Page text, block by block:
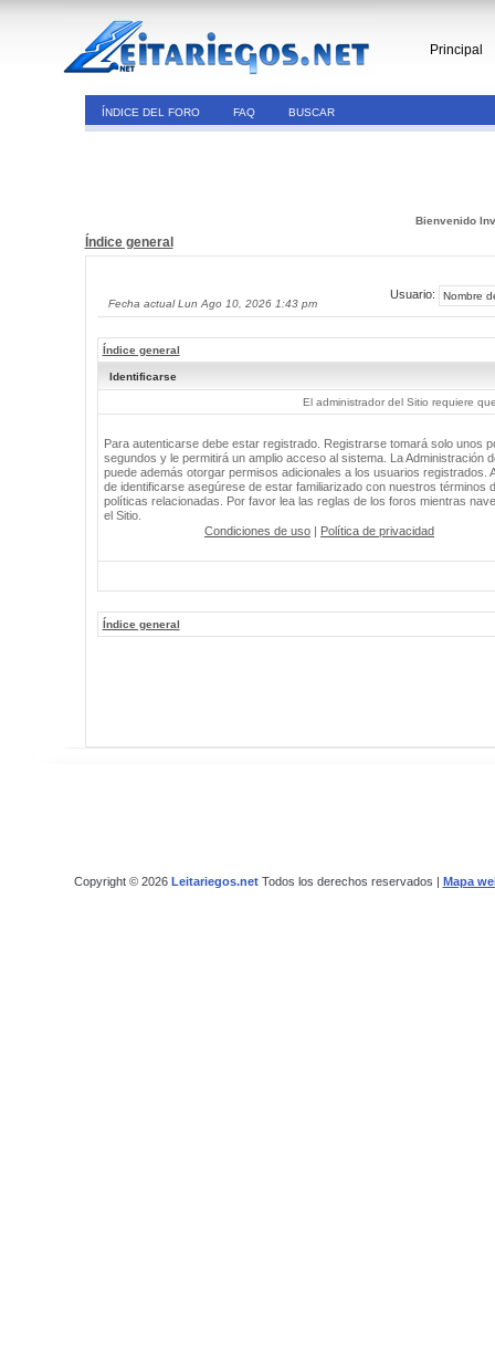
Principal
ÍNDICE DEL FORO FAQ BUSCAR
Bienvenido
Índice general
Fecha actual Lun Ago 10, 2026 1:43 pm
Usuario:
Índice general
Identificarse
El administrador del Sitio requiere
Para autenticarse debe estar registrado. Registrarse tomará solo unos
segundos y le permitirá un amplio acceso al sistema. La Administración
puede además otorgar permisos adicionales a los usuarios registrados.
de identificarse asegúrese de estar familiarizado con nuestros términos
políticas relacionadas. Por favor lea las reglas de los foros mientras
el Sitio.
Condiciones de uso | Política de privacidad
Índice general
Copyright © 2026 Leitariegos.netTodos los derechos reservados | Mapa